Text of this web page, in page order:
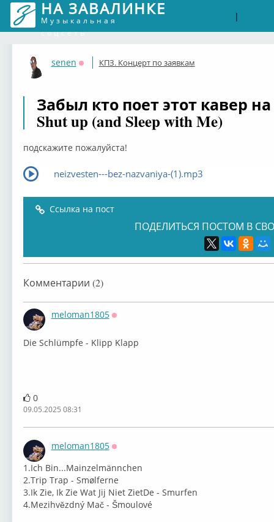
НА ЗАВАЛИНКЕ
Музыкальная
соцсеть
|
senen
Оффлайн
КПЗ. Концерт по заявкам
Забыл кто поет этот кавер
Shut up (and Sleep with Me)
подскажите пожалуйста!
neizvesten---bez-nazvaniya-(1).mp3
Ссылка на пост
ПОДЕЛИТЬСЯ ПОСТОМ В
Комментарии (2)
meloman1805
Die Schlümpfe - ⁣Klipp Klapp
0
09.05.2025 08:31
meloman1805
1.⁣Ich Bin...Mainzelmännchen
2.⁣Trip Trap - Smølferne
3.⁣Ik Zie, Ik Zie Wat Jij Niet ZietDe - Smurfen
4.⁣Mezihvězdný Mač - Šmoulové